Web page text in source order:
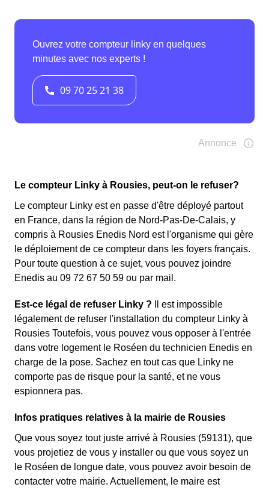
Le compteur Linky à Rousies, peut-on le refuser?
Le compteur Linky est en passe d'être déployé partout
en France, dans la région de Nord-Pas-De-Calais, y
compris à Rousies Enedis Nord est l'organisme qui gère
le déploiement de ce compteur dans les foyers français.
Pour toute question à ce sujet, vous pouvez joindre
Enedis au 09 72 67 50 59 ou par mail.
Est-ce légal de refuser Linky ? Il est impossible
légalement de refuser l'installation du compteur Linky à
Rousies Toutefois, vous pouvez vous opposer à l'entrée
dans votre logement le Roséen du technicien Enedis en
charge de la pose. Sachez en tout cas que Linky ne
comporte pas de risque pour la santé, et ne vous
espionnera pas.
Infos pratiques relatives à la mairie de Rousies
Que vous soyez tout juste arrivé à Rousies (59131), que
vous projetiez de vous y installer ou que vous soyez un
le Roséen de longue date, vous pouvez avoir besoin de
contacter votre mairie. Actuellement, le maire est